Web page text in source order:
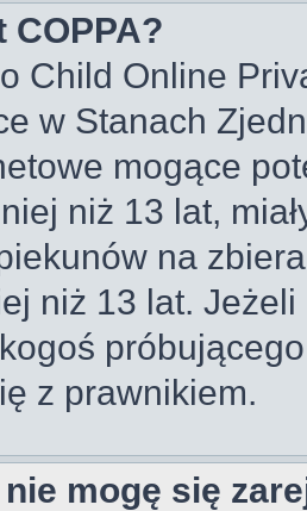
COPPA?
Child Online
w Stanach
mogące
niż 13 lat,
na
niż 13 lat.
z prawnikiem.
mogę się